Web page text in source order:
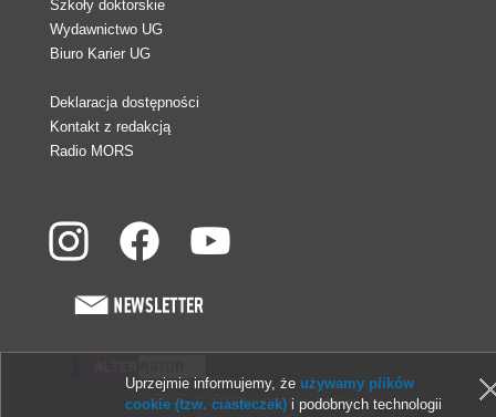
Szkoły doktorskie
Wydawnictwo UG
Biuro Karier UG
Deklaracja dostępności
Kontakt z redakcją
Radio MORS
© 2013-2026 Uniwersytet Gdański
Uprzejmie informujemy, że używamy plików
cookie (tzw. ciasteczek) i podobnych technologii